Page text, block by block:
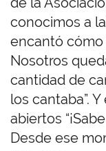
conocimos a la
encantó cómo
Nosotros
cantidad de
los cantaba”.
abiertos
Desde ese